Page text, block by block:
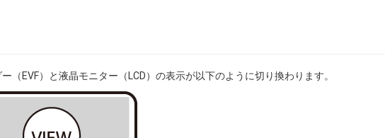
（EVF）と液晶モニター（LCD）の表示が以下のように切り換わります。